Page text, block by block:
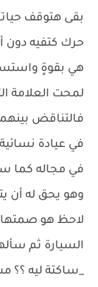
بقى هتوقف
حرك كتفيه دون
هي بقوةٍ
لمحت العلامة
فالتناقض
في عيادة
في مجاله كما
وهو يحق له أن
لاحظ هو صمتها
السيارة ثم
_ساكتة ليه ؟؟